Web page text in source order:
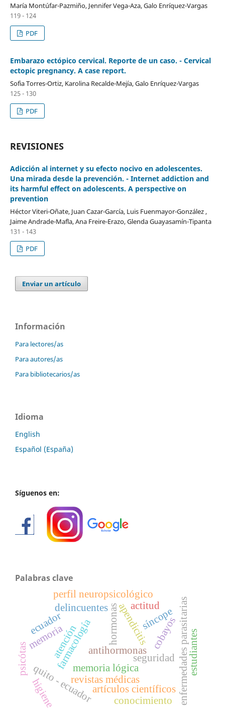
María Montúfar-Pazmiño, Jennifer Vega-Aza, Galo Enríquez-Vargas
119 - 124
PDF
Embarazo ectópico cervical. Reporte de un caso. - Cervical
ectopic pregnancy. A case report.
Sofia Torres-Ortiz, Karolina Recalde-Mejía, Galo Enríquez-Vargas
125 - 130
PDF
REVISIONES
Adicción al internet y su efecto nocivo en adolescentes.
Una mirada desde la prevención. - Internet addiction and
its harmful effect on adolescents. A perspective on
prevention
Héctor Viteri-Oñate, Juan Cazar-García, Luis Fuenmayor-González ,
Jaime Andrade-Mafla, Ana Freire-Erazo, Glenda Guayasamín-Tipanta
131 - 143
PDF
Enviar un artículo
Información
Para lectores/as
Para autores/as
Para bibliotecarios/as
Idioma
English
Español (España)
Síguenos en:
Palabras clave
memoria lógica
antihormonas
hormonas
farmacología
revistas médicas
artículos científicos enfermedades parasitarias
apendicitis
quito - ecuador
perfil neuropsicológico
atención
memoria
delincuentes
psicótas
síncope
seguridad
ecuador
conocimiento
actitud
higiene
estudiantes
cobayos